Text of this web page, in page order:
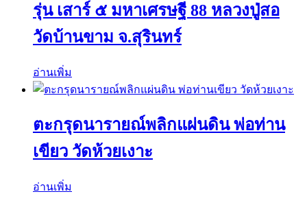
รุ่น เสาร์ ๕ มหาเศรษฐี 88 หลวงปู่สอ
วัดบ้านขาม จ.สุรินทร์
อ่านเพิ่ม
ตะกรุดนารายณ์พลิกแผ่นดิน พ่อท่าน
เขียว วัดห้วยเงาะ
อ่านเพิ่ม